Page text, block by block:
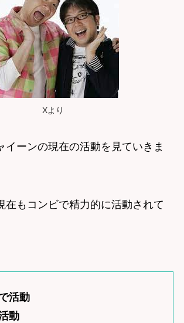
Xより
イーンの現在の活動を見ていきま
在もコンビで精力的に活動されて
活動
動